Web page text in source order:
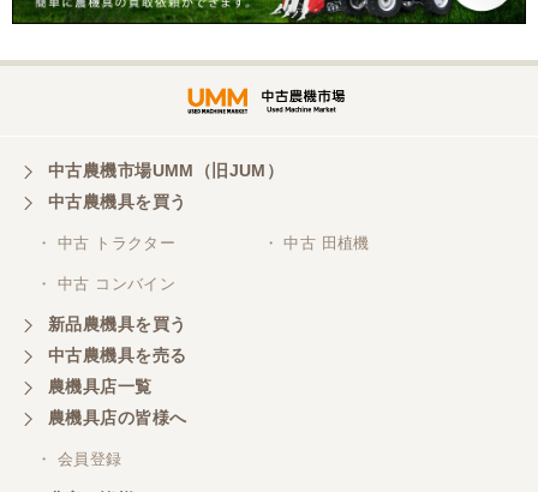
対応も、よくしてくれました、有難うございまし
三重県／山本
対応ありがとうございました。
三重県／山本
共立シュレッターを受け取りました。 状態は問題な
く、エンジンも調子がよさそうです。 ありがとうご
ざいました。
中古農機市場UMM（旧JUM）
中古農機具を買う
・ 中古 トラクター ・ 中古 田植機
・ 中古 コンバイン
新品農機具を買う
中古農機具を売る
農機具店一覧
農機具店の皆様へ
・ 会員登録